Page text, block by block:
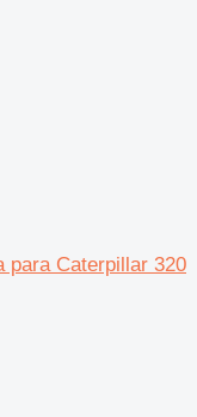
para Caterpillar 320